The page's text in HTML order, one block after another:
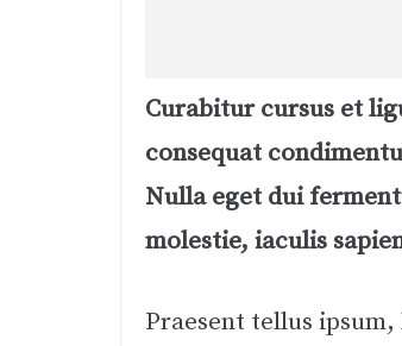
Curabitur cursus et
consequat
Nulla eget dui
molestie, iaculis
Praesent tellus